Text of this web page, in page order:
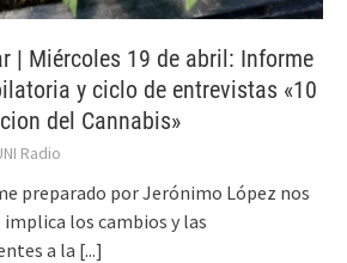
| Miércoles 19 de abril: Informe
y ciclo de entrevistas «10
del Cannabis»
Radio
preparado por Jerónimo López nos
los cambios y las
a la [...]